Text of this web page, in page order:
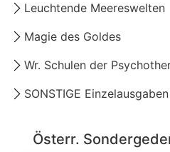
Leuchtende Meereswelten
Magie des Goldes
Wr. Schulen der
SONSTIGE Einzelausgaben
Österr.